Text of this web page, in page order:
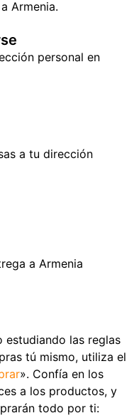
Armenia.
personal en
a tu dirección
a Armenia
estudiando las reglas
tú mismo, utiliza el
». Confía en los
a los productos, y
todo por ti: